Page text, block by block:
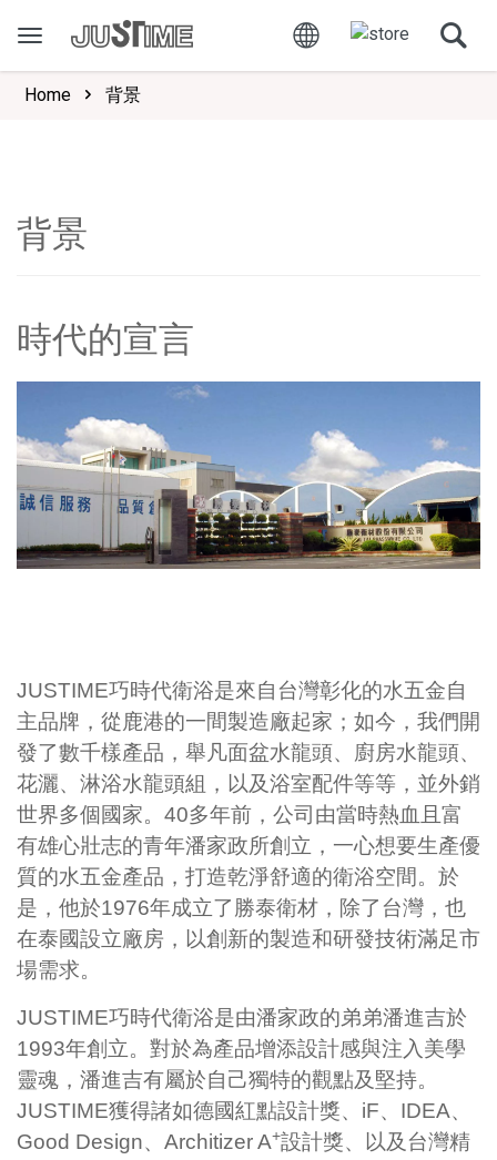
Home 背景
背景
時代的宣言
JUSTIME巧時代衛浴是來自台灣彰化的水五金自
主品牌，從鹿港的一間製造廠起家；如今，我們開
發了數千樣產品，舉凡面盆水龍頭、廚房水龍頭、
花灑、淋浴水龍頭組，以及浴室配件等等，並外銷
世界多個國家。 40多年前，公司由當時熱血且富
有雄心壯志的青年潘家政所創立，一心想要生產優
質的水五金產品，打造乾淨舒適的衛浴空間。於
是，他於1976年成立了勝泰衛材，除了台灣，也
在泰國設立廠房，以創新的製造和研發技術滿足市
場需求。
JUSTIME巧時代衛浴是由潘家政的弟弟潘進吉於
1993年創立。對於為產品增添設計感與注入美學
靈魂，潘進吉有屬於自己獨特的觀點及堅持。
JUSTIME獲得諸如德國紅點設計獎、 iF、 IDEA、
Good Design、 Architizer A+設計獎、以及台灣精